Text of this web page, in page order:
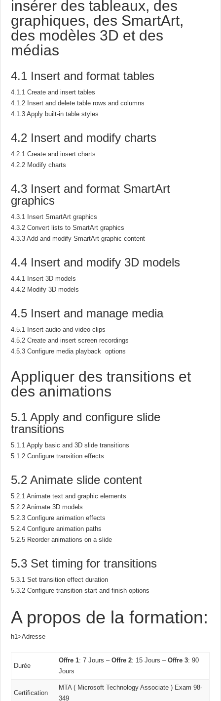
insérer des tableaux, des
graphiques, des SmartArt,
des modèles 3D et des
médias
4.1 Insert and format tables
4.1.1 Create and insert tables
4.1.2 Insert and delete table rows and columns
4.1.3 Apply built-in table styles
4.2 Insert and modify charts
4.2.1 Create and insert charts
4.2.2 Modify charts
4.3 Insert and format SmartArt
graphics
4.3.1 Insert SmartArt graphics
4.3.2 Convert lists to SmartArt graphics
4.3.3 Add and modify SmartArt graphic content
4.4 Insert and modify 3D models
4.4.1 Insert 3D models
4.4.2 Modify 3D models
4.5 Insert and manage media
4.5.1 Insert audio and video clips
4.5.2 Create and insert screen recordings
4.5.3 Configure media playback options
Appliquer des transitions et
des animations
5.1 Apply and configure slide
transitions
5.1.1 Apply basic and 3D slide transitions
5.1.2 Configure transition effects
5.2 Animate slide content
5.2.1 Animate text and graphic elements
5.2.2 Animate 3D models
5.2.3 Configure animation effects
5.2.4 Configure animation paths
5.2.5 Reorder animations on a slide
5.3 Set timing for transitions
5.3.1 Set transition effect duration
5.3.2 Configure transition start and finish options
A propos de la formation:
h1>Adresse
Durée
Offre 1: 7 Jours –Offre 2: 15 Jours –Offre 3: 90
Jours
Certification
MTA ( Microsoft Technology Associate ) Exam 98-
349